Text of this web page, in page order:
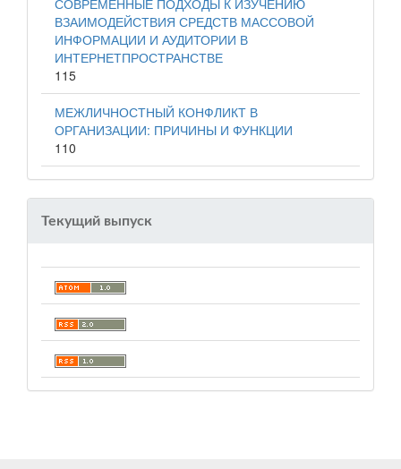
СОВРЕМЕННЫЕ ПОДХОДЫ К ИЗУЧЕНИЮ
ВЗАИМОДЕЙСТВИЯ СРЕДСТВ МАССОВОЙ
ИНФОРМАЦИИ И АУДИТОРИИ В
ИНТЕРНЕТПРОСТРАНСТВЕ
115
МЕЖЛИЧНОСТНЫЙ КОНФЛИКТ В
ОРГАНИЗАЦИИ: ПРИЧИНЫ И ФУНКЦИИ
110
Текущий выпуск